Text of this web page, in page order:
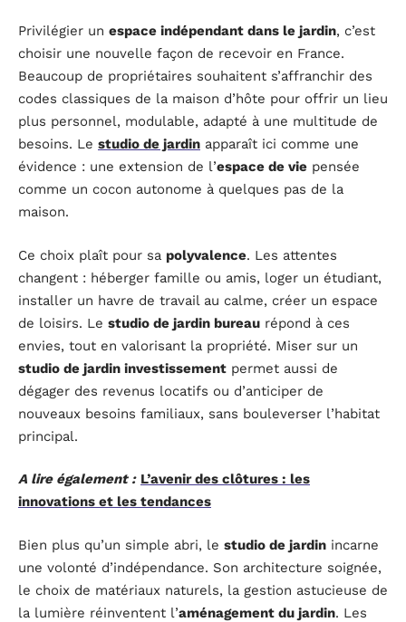
Privilégier un espace indépendant dans le jardin, c’est
choisir une nouvelle façon de recevoir en France.
Beaucoup de propriétaires souhaitent s’affranchir des
codes classiques de la maison d’hôte pour offrir un lieu
plus personnel, modulable, adapté à une multitude de
besoins. Le studio de jardin apparaît ici comme une
évidence : une extension de l’espace de vie pensée
comme un cocon autonome à quelques pas de la
maison.
Ce choix plaît pour sa polyvalence. Les attentes
changent : héberger famille ou amis, loger un étudiant,
installer un havre de travail au calme, créer un espace
de loisirs. Le studio de jardin bureau répond à ces
envies, tout en valorisant la propriété. Miser sur un
studio de jardin investissement permet aussi de
dégager des revenus locatifs ou d’anticiper de
nouveaux besoins familiaux, sans bouleverser l’habitat
principal.
A lire également : L’avenir des clôtures : les
innovations et les tendances
Bien plus qu’un simple abri, le studio de jardin incarne
une volonté d’indépendance. Son architecture soignée,
le choix de matériaux naturels, la gestion astucieuse de
la lumière réinventent l’aménagement du jardin. Les